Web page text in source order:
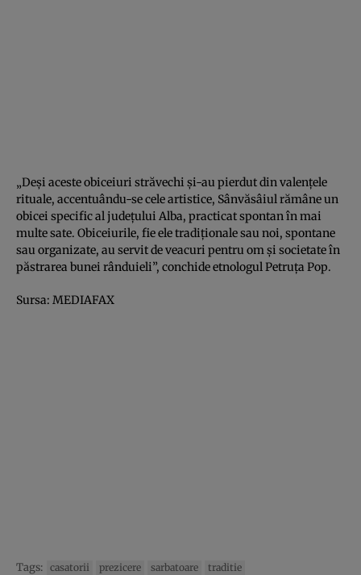
„Deşi aceste obiceiuri străvechi şi-au pierdut din valenţele
rituale, accentuându-se cele artistice, Sânvăsâiul rămâne un
obicei specific al judeţului Alba, practicat spontan în mai
multe sate. Obiceiurile, fie ele tradiţionale sau noi, spontane
sau organizate, au servit de veacuri pentru om şi societate în
păstrarea bunei rânduieli”, conchide etnologul Petruţa Pop.
Sursa: MEDIAFAX
Tags: casatorii prezicere sarbatoare traditie